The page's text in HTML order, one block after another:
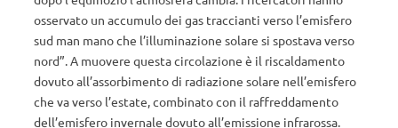
osservato un accumulo dei gas traccianti verso l’emisfero
sud man mano che l’illuminazione solare si spostava verso
nord”. A muovere questa circolazione è il riscaldamento
dovuto all’assorbimento di radiazione solare nell’emisfero
che va verso l’estate, combinato con il raffreddamento
dell’emisfero invernale dovuto all’emissione infrarossa.